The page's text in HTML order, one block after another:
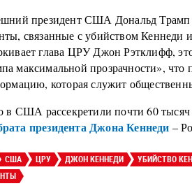
президент США Дональд Трамп
связанные с убийством
глава ЦРУ Джон Рэтклифф,
максимальной прозрачности», что
которая служит
в США рассекретили почти 60
президента Джона Кеннеди –
США ЦРУ ДЖОН КЕННЕДИ
УБИЙСТВО